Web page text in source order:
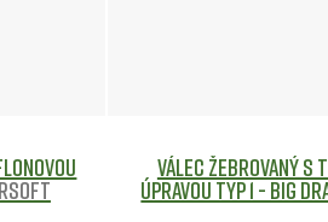
r
Válec žebrovaný s
úpravou Typ 1 - Big